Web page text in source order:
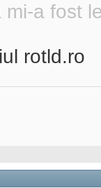
mi-a fost
rotld.ro